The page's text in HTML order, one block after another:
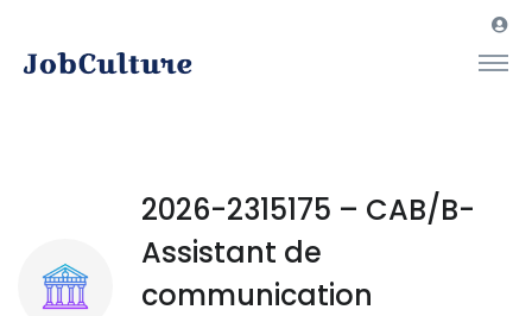
2026-2315175 – CAB/B-
Assistant de
communication